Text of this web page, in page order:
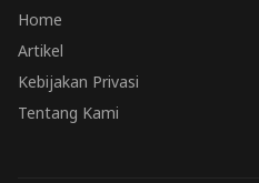
Home
Artikel
Kebijakan Privasi
Tentang Kami